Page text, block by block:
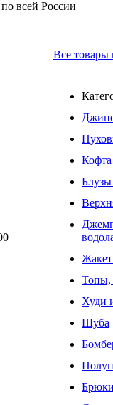
всей России
Все товары
Кофта
Топы,
Худи
Шуба
Брюки